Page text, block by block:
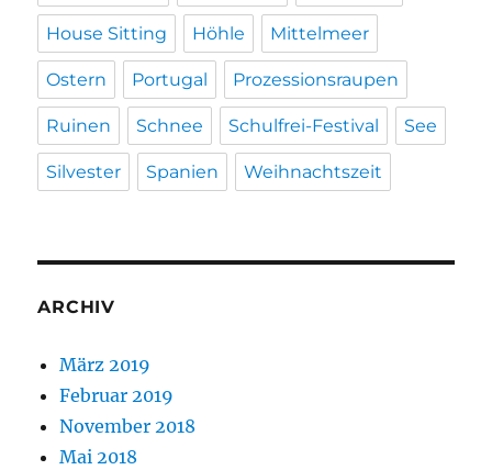
House Sitting Höhle Mittelmeer
Ostern Portugal Prozessionsraupen
Ruinen Schnee Schulfrei-Festival See
Silvester Spanien Weihnachtszeit
ARCHIV
März 2019
Februar 2019
November 2018
Mai 2018